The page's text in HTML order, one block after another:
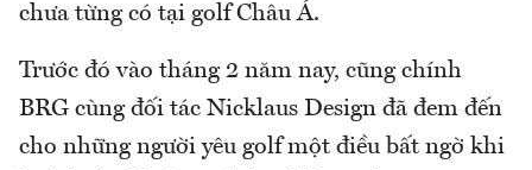
chưa từng có tại golf Châu Á.
Trước đó vào tháng 2 năm nay, cũng chính
BRG cùng đối tác Nicklaus Design đã đem đến
cho những người yêu golf một điều bất ngờ khi